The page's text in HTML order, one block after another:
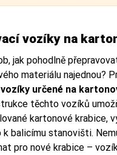
vozíky na
jak pohodlně
materiálu najednou?
určené na
těchto vozíků
kartonové krabice,
k balicímu stanovišti.
pro nové krabice –